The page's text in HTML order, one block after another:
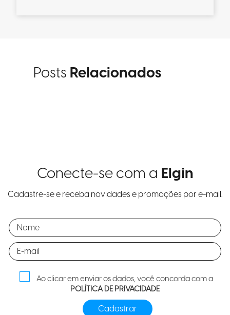
Posts Relacionados
Conecte-se com a Elgin
Cadastre-se e receba novidades e promoções por e-mail.
Ao clicar em enviar os dados, você concorda com a
POLÍTICA DE PRIVACIDADE